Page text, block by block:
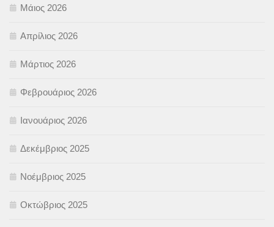
Μάιος 2026
Απρίλιος 2026
Μάρτιος 2026
Φεβρουάριος 2026
Ιανουάριος 2026
Δεκέμβριος 2025
Νοέμβριος 2025
Οκτώβριος 2025